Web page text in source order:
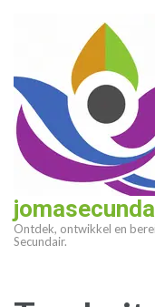
(druk
enter)
Ontdek, ontwikkel en
Secundair.